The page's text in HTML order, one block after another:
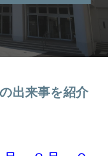
出来事を紹介